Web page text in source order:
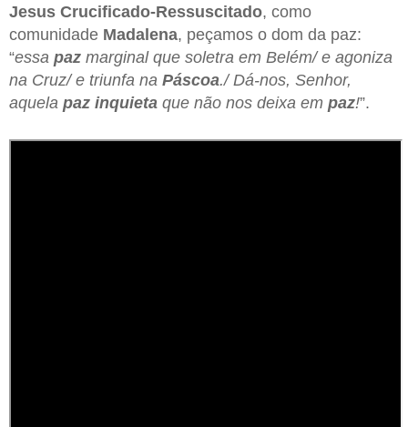
Jesus Crucificado-Ressuscitado, como
comunidade Madalena, peçamos o dom da paz:
“essa paz marginal que soletra em Belém/ e agoniza
na Cruz/ e triunfa na Páscoa./ Dá-nos, Senhor,
aquela paz inquieta que não nos deixa em paz!”.